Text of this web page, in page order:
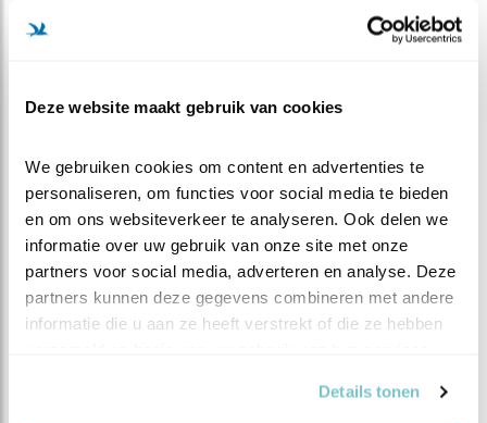
Deze website maakt gebruik van cookies
We gebruiken cookies om content en advertenties te
personaliseren, om functies voor social media te bieden
en om ons websiteverkeer te analyseren. Ook delen we
informatie over uw gebruik van onze site met onze
partners voor social media, adverteren en analyse. Deze
partners kunnen deze gegevens combineren met andere
informatie die u aan ze heeft verstrekt of die ze hebben
Details tonen
Vind ik leuk
Bewaar deze blog
MEER OVER
Vijver
Alle Beleef de Lente
blogs